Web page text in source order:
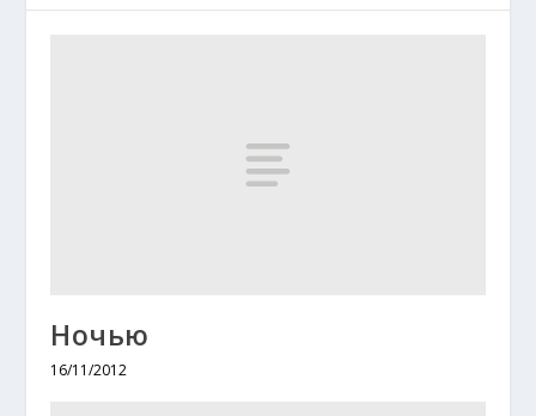
Ночью
16/11/2012